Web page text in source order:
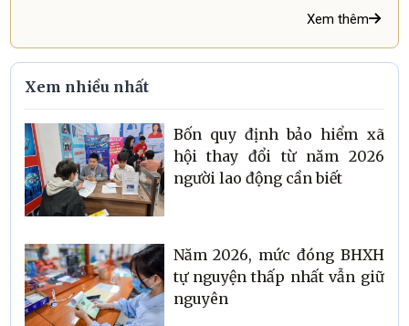
Xem thêm
Xem nhiều nhất
Bốn quy định bảo hiểm xã
hội thay đổi từ năm 2026
người lao động cần biết
Năm 2026, mức đóng BHXH
tự nguyện thấp nhất vẫn giữ
nguyên